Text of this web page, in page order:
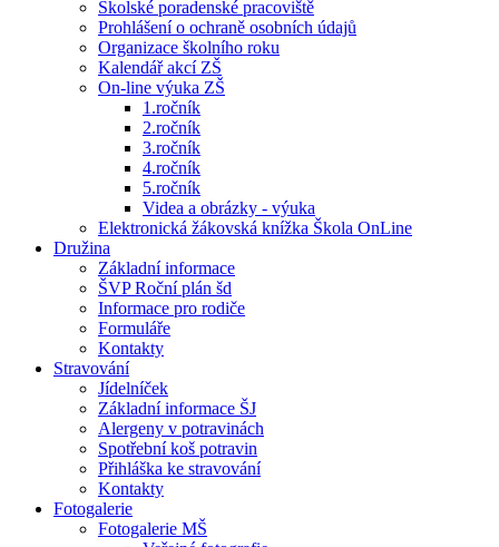
Školské poradenské pracoviště
Prohlášení o ochraně osobních údajů
Organizace školního roku
Kalendář akcí ZŠ
On-line výuka ZŠ
1.ročník
2.ročník
3.ročník
4.ročník
5.ročník
Videa a obrázky - výuka
Elektronická žákovská knížka Škola OnLine
Družina
Základní informace
ŠVP Roční plán šd
Informace pro rodiče
Formuláře
Kontakty
Stravování
Jídelníček
Základní informace ŠJ
Alergeny v potravinách
Spotřební koš potravin
Přihláška ke stravování
Kontakty
Fotogalerie
Fotogalerie MŠ